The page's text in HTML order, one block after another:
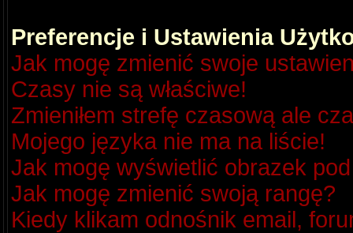
Preferencje i Ustawienia
Jak mogę zmienić swoje
Czasy nie są właściwe!
Zmieniłem strefę czasową ale
Mojego języka nie ma na liście!
Jak mogę wyświetlić obrazek
Jak mogę zmienić swoją rangę?
Kiedy klikam odnośnik email,